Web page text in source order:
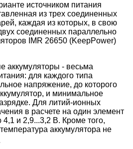
источником питания
из трех соединенных
каждая из которых, в свою
соединенных параллельно
IMR 26650 (KeepPower)
аккумуляторы - весьма
для каждого типа
напряжение, до которого
и минимальное
Для литий-ионных
в расчете на один элемент
4,1 и 2,9...3,2 В. Кроме того,
аккумулятора не